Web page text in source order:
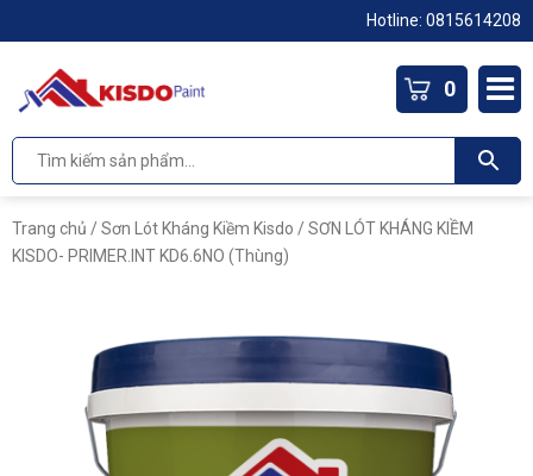
Hotline: 0815614208
0
Trang chủ /Sơn Lót Kháng Kiềm Kisdo / SƠN LÓT KHÁNG KIỀM
KISDO- PRIMER.INT KD6.6NO (Thùng)